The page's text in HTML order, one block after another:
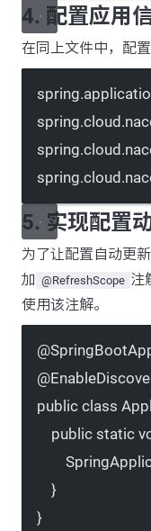
4. 配置应用
在同上文件中，配
5. 实现配置
为了让配置自动更
加 @RefreshScope 注
使用该注解。
@
@
public class
public static
}
}